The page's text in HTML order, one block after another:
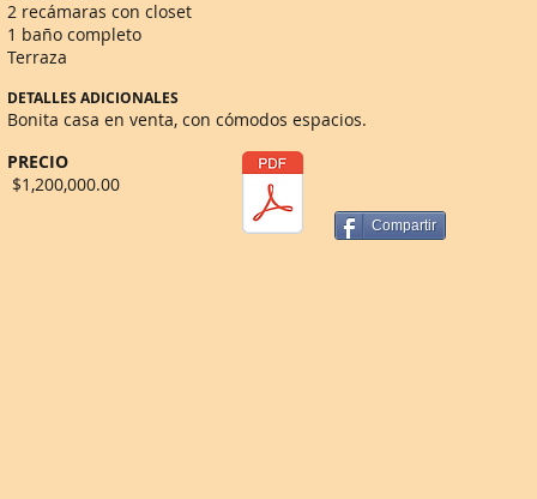
2 recámaras con closet
1 baño completo
Terraza
DETALLES ADICIONALES
Bonita casa en venta, con cómodos espacios.
PRECIO
$1,200,000.00
Compartir